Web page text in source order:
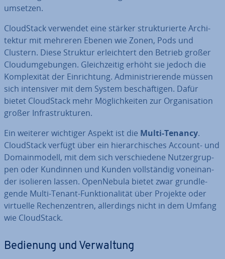
umsetzen.
Cloud­Stack verwendet eine stärker struk­tu­rier­te Ar­chi­
tek­tur mit mehreren Ebenen wie Zonen, Pods und
Clustern. Diese Struktur er­leich­tert den Betrieb großer
Cloud­um­ge­bun­gen. Gleich­zei­tig erhöht sie jedoch die
Kom­ple­xi­tät der Ein­rich­tung. Ad­mi­nis­trie­ren­de müssen
sich in­ten­si­ver mit dem System be­schäf­ti­gen. Dafür
bietet Cloud­Stack mehr Mög­lich­kei­ten zur Or­ga­ni­sa­ti­on
großer In­fra­struk­tu­ren.
Ein weiterer wichtiger Aspekt ist die Multi-Tenancy.
Cloud­Stack verfügt über ein hier­ar­chi­sches Account- und
Do­main­mo­dell, mit dem sich ver­schie­de­ne Nut­zer­grup­
pen oder Kundinnen und Kunden voll­stän­dig von­ein­an­
der isolieren lassen. Open­Ne­bu­la bietet zwar grund­le­
gen­de Multi-Tenant-Funk­tio­na­li­tät über Projekte oder
virtuelle Re­chen­zen­tren, al­ler­dings nicht in dem Umfang
wie Cloud­Stack.
Bedienung und Ver­wal­tung